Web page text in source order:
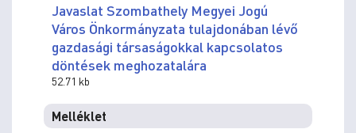
Javaslat Szombathely Megyei Jogú
Város Önkormányzata tulajdonában lévő
gazdasági társaságokkal kapcsolatos
döntések meghozatalára
52.71 kb
Melléklet